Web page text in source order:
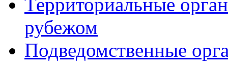
рубежом
Подведомственные